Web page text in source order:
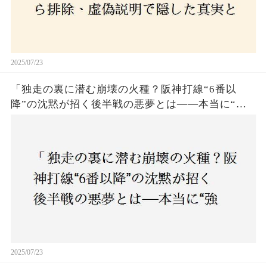
2025/07/23
「独走の裏に潜む崩壊の火種？阪神打線“6番以
降”の沈黙が招く後半戦の悪夢とは——本当に“強
2025/07/23